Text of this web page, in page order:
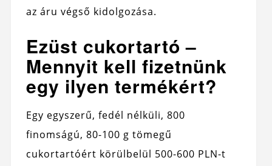
az áru végső kidolgozása.
Ezüst cukortartó –
Mennyit kell fizetnünk
egy ilyen termékért?
Egy egyszerű, fedél nélküli, 800
finomságú, 80-100 g tömegű
cukortartóért körülbelül 500-600 PLN-t